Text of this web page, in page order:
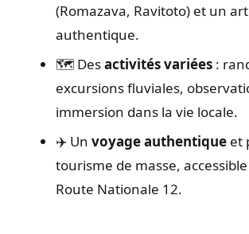
(Romazava, Ravitoto) et un
authentique.
🗺️ Desactivités variées:
excursions fluviales,
immersion dans la vie locale.
✈️ Un voyage authentiqueet
tourisme de masse, accessible
Route Nationale 12.